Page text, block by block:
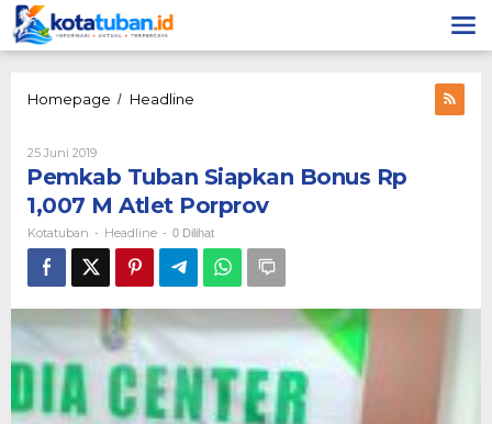
Lewati
ke
konten
Homepage / Headline
Rp
1,007
M
Atlet
Porprov
25 Juni 2019Oleh
Kotatuban
Pemkab Tuban Siapkan Bonus Rp
1,007 M Atlet Porprov
Kotatuban - Headline - 0 Dilihat